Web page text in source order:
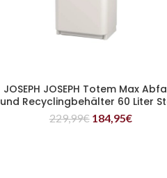
WEITERLESEN
JOSEPH JOSEPH Totem Max
und Recyclingbehälter 60 Liter
229,99€ 184,95€